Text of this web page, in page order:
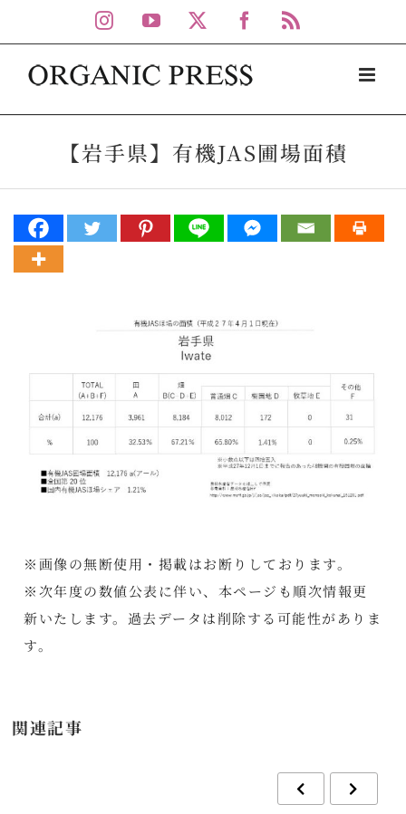
to
content
Instagram
YouTube Facebook
【岩手県】有機JAS圃場面積
※画像の無断使用・掲載はお断りしております。
※次年度の数値公表に伴い、本ページも順次情報更
新いたします。過去データは削除する可能性がありま
す。
関連記事